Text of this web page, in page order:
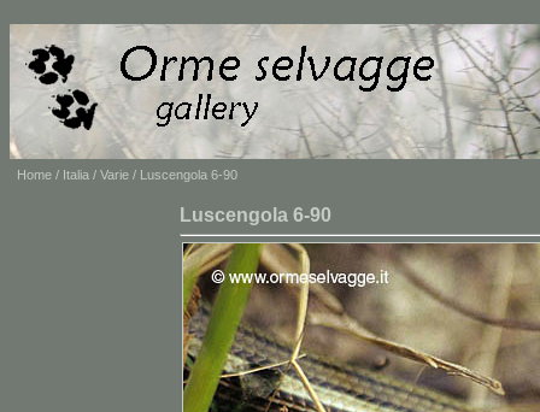
Home / Italia / Varie / Luscengola 6-90
Luscengola 6-90